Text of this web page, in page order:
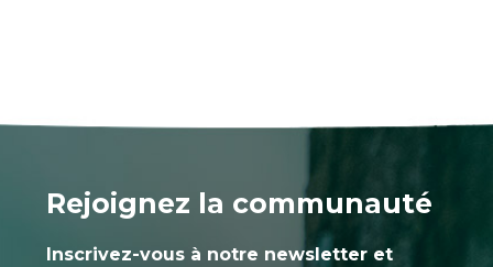
Rejoignez la communauté
Inscrivez-vous à notre newsletter et